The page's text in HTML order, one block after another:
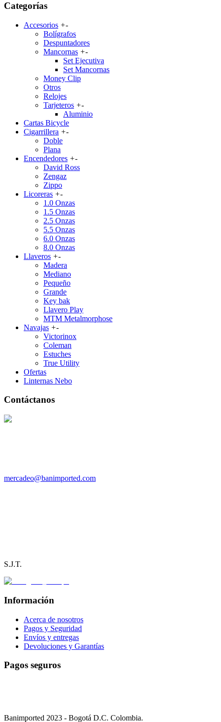
Categorías
Accesorios +-
Bolígrafos
Despuntadores
Mancornas +-
Set Ejecutiva
Set Mancornas
Money Clip
Otros
Relojes
Tarjeteros +-
Aluminio
Cartas Bicycle
Cigarrillera +-
Doble
Plana
Encendedores +-
David Ross
Zengaz
Zippo
Licoreras +-
1.0 Onzas
1.5 Onzas
2.5 Onzas
5.5 Onzas
6.0 Onzas
8.0 Onzas
Llaveros +-
Madera
Mediano
Pequeño
Grande
Key bak
Llavero Play
MTM Metalmorphose
Navajas +-
Victorinox
Coleman
Estuches
True Utility
Ofertas
Linternas Nebo
Contáctanos
mercadeo@banimported.com
S.J.T.
Información
Acerca de nosotros
Pagos y Seguridad
Envíos y entregas
Devoluciones y Garantías
Pagos seguros
Banimported 2023 - Bogotá D.C. Colombia.